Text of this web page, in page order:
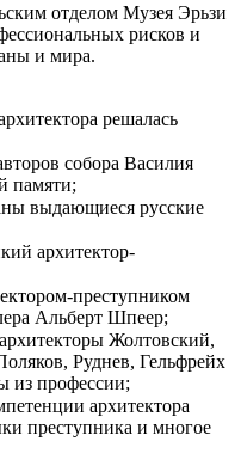
отделом Музея Эрьзи
рисков и
и мира.
решалась
собора Василия
памяти;
выдающиеся русские
архитектор-
преступником
Альберт Шпеер;
Жолтовский,
Руднев, Гельфрейх
из профессии;
архитектора
преступника и многое